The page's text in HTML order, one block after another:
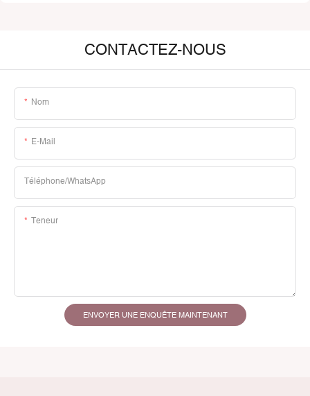
CONTACTEZ-NOUS
Nom
E-Mail
Téléphone/WhatsApp
Teneur
ENVOYER UNE ENQUÊTE MAINTENANT